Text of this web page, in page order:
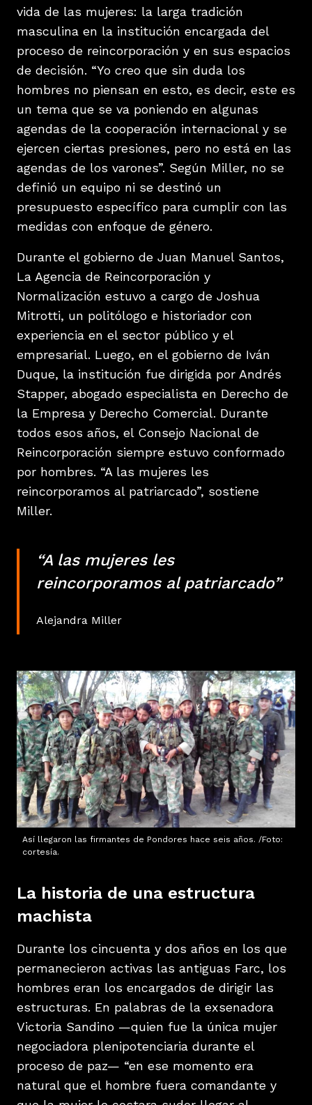
vida de las mujeres: la larga tradición
masculina en la institución encargada del
proceso de reincorporación y en sus espacios
de decisión. “Yo creo que sin duda los
hombres no piensan en esto, es decir, este es
un tema que se va poniendo en algunas
agendas de la cooperación internacional y se
ejercen ciertas presiones, pero no está en las
agendas de los varones”. Según Miller, no se
definió un equipo ni se destinó un
presupuesto específico para cumplir con las
medidas con enfoque de género.
Durante el gobierno de Juan Manuel Santos,
La Agencia de Reincorporación y
Normalización estuvo a cargo de Joshua
Mitrotti, un politólogo e historiador con
experiencia en el sector público y el
empresarial. Luego, en el gobierno de Iván
Duque, la institución fue dirigida por Andrés
Stapper, abogado especialista en Derecho de
la Empresa y Derecho Comercial. Durante
todos esos años, el Consejo Nacional de
Reincorporación siempre estuvo conformado
por hombres. “A las mujeres les
reincorporamos al patriarcado”, sostiene
Miller.
“A las mujeres les
reincorporamos al patriarcado”
Alejandra Miller
Así llegaron las firmantes de Pondores hace seis años. /Foto:
cortesía.
La historia de una estructura
machista
Durante los cincuenta y dos años en los que
permanecieron activas las antiguas Farc, los
hombres eran los encargados de dirigir las
estructuras. En palabras de la exsenadora
Victoria Sandino —quien fue la única mujer
negociadora plenipotenciaria durante el
proceso de paz— “en ese momento era
natural que el hombre fuera comandante y